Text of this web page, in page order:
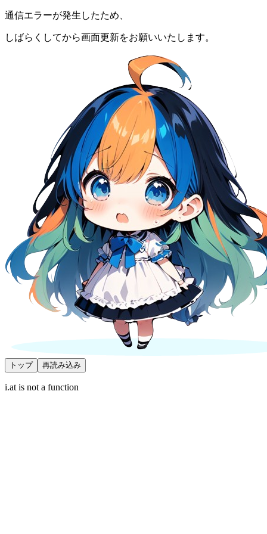
通信エラーが発生したため、
しばらくしてから画面更新をお願いいたします。
トップ 再読み込み
i.at is not a function